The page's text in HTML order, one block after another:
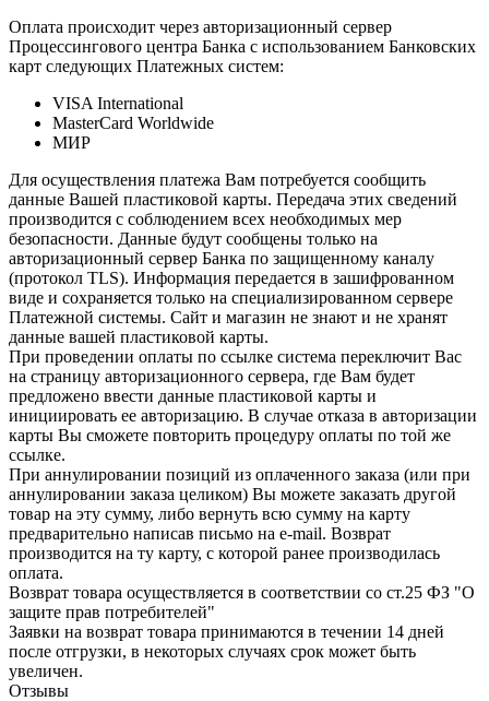
Оплата происходит через авторизационный сервер
Процессингового центра Банка с использованием Банковских
карт следующих Платежных систем:
VISA International
MasterCard Worldwide
МИР
Для осуществления платежа Вам потребуется сообщить
данные Вашей пластиковой карты. Передача этих сведений
производится с соблюдением всех необходимых мер
безопасности. Данные будут сообщены только на
авторизационный сервер Банка по защищенному каналу
(протокол TLS). Информация передается в зашифрованном
виде и сохраняется только на специализированном сервере
Платежной системы. Сайт и магазин не знают и не хранят
данные вашей пластиковой карты.
При проведении оплаты по ссылке система переключит Вас
на страницу авторизационного сервера, где Вам будет
предложено ввести данные пластиковой карты и
инициировать ее авторизацию. В случае отказа в авторизации
карты Вы сможете повторить процедуру оплаты по той же
ссылке.
При аннулировании позиций из оплаченного заказа (или при
аннулировании заказа целиком) Вы можете заказать другой
товар на эту сумму, либо вернуть всю сумму на карту
предварительно написав письмо на e-mail. Возврат
производится на ту карту, с которой ранее производилась
оплата.
Возврат товара осуществляется в соответствии со ст.25 ФЗ "О
защите прав потребителей"
Заявки на возврат товара принимаются в течении 14 дней
после отгрузки, в некоторых случаях срок может быть
увеличен.
Отзывы